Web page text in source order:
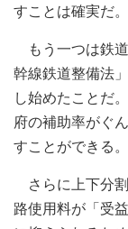
すことは確実だ。
もう一つは鉄
幹線鉄道整備法
し始めたことだ
府の補助率がぐ
すことができる。
さらに上下分
路使用料が「受